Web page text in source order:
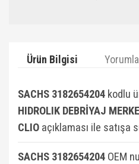
Ürün Bilgisi
SACHS 3182654204 kodlu
HIDROLIK DEBRİYAJ
CLIO açıklaması ile satışa
SACHS 3182654204 OEM